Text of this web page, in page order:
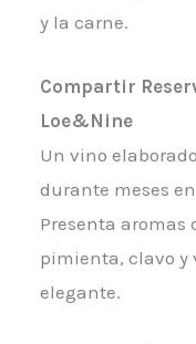
y la carne.
Compartir
Loe&Nine
Un vino
durante meses
Presenta aromas
pimienta, clavo
elegante.